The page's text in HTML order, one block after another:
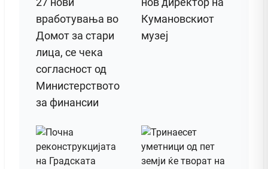
вработувања во
Домот за стари
лица, се чека
согласност од
Министерството
за финансии
Кумановскиот
музеј